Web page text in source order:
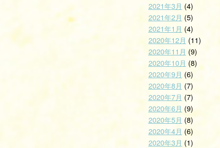
2021年3月 (4)
2021年2月 (5)
2021年1月 (4)
2020年12月 (11)
2020年11月 (9)
2020年10月 (8)
2020年9月 (6)
2020年8月 (7)
2020年7月 (7)
2020年6月 (9)
2020年5月 (8)
2020年4月 (6)
2020年3月 (1)